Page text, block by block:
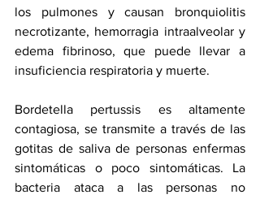
los pulmones y causan bronquiolitis
necrotizante, hemorragia intraalveolar y
edema fibrinoso, que puede llevar a
insuficiencia respiratoria y muerte.
Bordetella pertussis es altamente
contagiosa, se transmite a través de las
gotitas de saliva de personas enfermas
sintomáticas o poco sintomáticas. La
bacteria ataca a las personas no